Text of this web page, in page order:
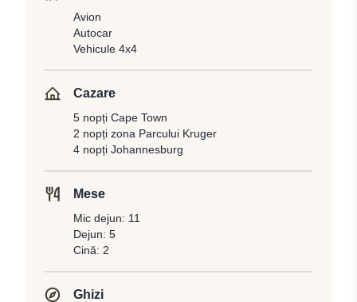
Avion
Autocar
Vehicule 4x4
Cazare
5 nopți Cape Town
2 nopți zona Parcului Kruger
4 nopți Johannesburg
Mese
Mic dejun: 11
Dejun: 5
Cină: 2
Ghizi